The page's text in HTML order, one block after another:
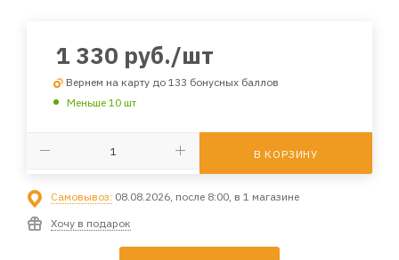
1 330 руб./шт
Вернем на карту до 133 бонусных баллов
Меньше 10 шт
В КОРЗИНУ
Самовывоз: 08.08.2026, после 8:00, в 1 магазине
Хочу в подарок